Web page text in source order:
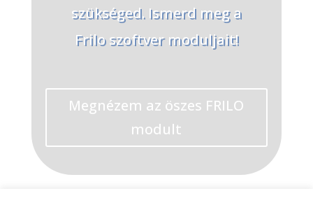
szükséged. Ismerd meg a
Frilo szoftver moduljait!
Megnézem az öszes FRILO
modult